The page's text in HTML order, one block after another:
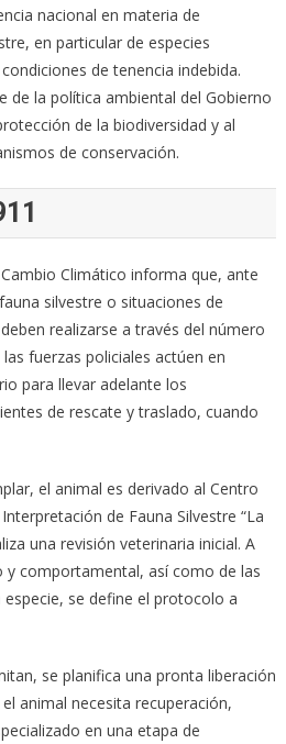
nacional en materia de
en particular de especies
de tenencia indebida.
de la política ambiental del Gobierno
de la biodiversidad y al
de conservación.
Climático informa que, ante
silvestre o situaciones de
realizarse a través del número
fuerzas policiales actúen en
para llevar adelante los
de rescate y traslado, cuando
el animal es derivado al Centro
de Fauna Silvestre “La
una revisión veterinaria inicial. A
y comportamental, así como de las
se define el protocolo a
se planifica una pronta liberación
animal necesita recuperación,
en una etapa de